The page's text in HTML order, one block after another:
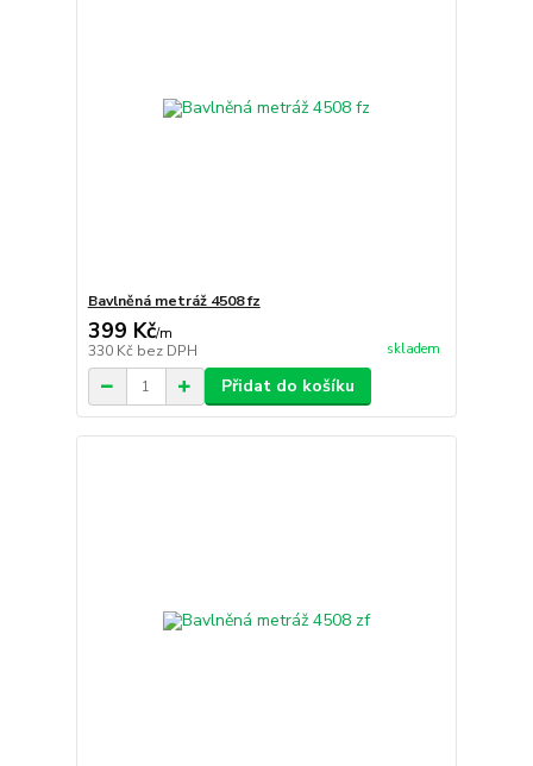
Bavlněná metráž 4508 fz
399 Kč/m
330 Kč bez DPH skladem
Přidat do košíku